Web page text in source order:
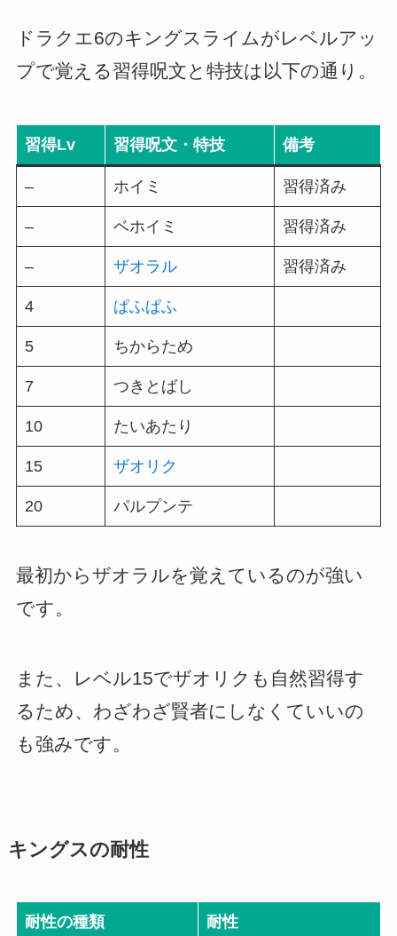
ドラクエ6のキングスライムがレベルアッ
プで覚える習得呪文と特技は以下の通り。
習得Lv 習得呪文・特技 備考
– ホイミ 習得済み
– ベホイミ 習得済み
– ザオラル 習得済み
4 ぱふぱふ
5 ちからため
7 つきとばし
10 たいあたり
15 ザオリク
20 パルプンテ
最初からザオラルを覚えているのが強い
です。
また、レベル15でザオリクも自然習得す
るため、わざわざ賢者にしなくていいの
も強みです。
キングスの耐性
耐性の種類 耐性